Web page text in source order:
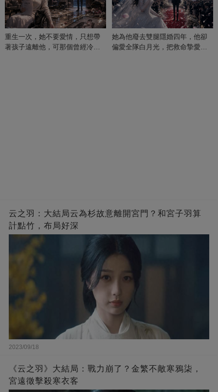
重生一次，她不要愛情，只想帶
著孩子遠離他，可那個曾經冷漠
她為他廢去雙腿隱婚四年，他卻
偏愛全隊白月光，把救命摯愛當
云之羽：大結局云為杉故意離開宮門？和宮子羽算
計點竹，布局好深
2023/09/18
《云之羽》大結局：戰力崩了？金繁不敵寒鴉柒，
宮遠徵擊殺寒衣客